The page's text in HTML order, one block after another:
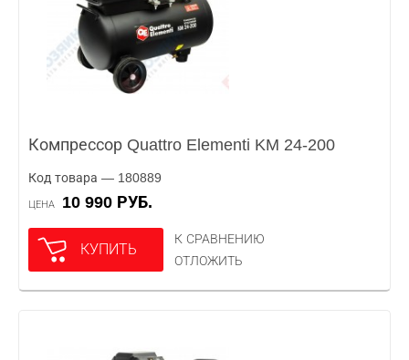
Компрессор Quattro Elementi KM 24-200
Код товара — 180889
ЦЕНА 10 990 РУБ.
КУПИТЬ
К СРАВНЕНИЮ
ОТЛОЖИТЬ